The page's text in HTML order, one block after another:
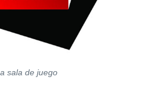
sala de juego